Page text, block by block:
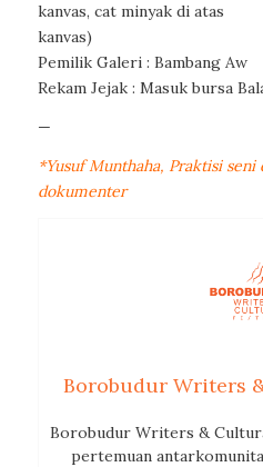
kanvas, cat minyak di atas
kanvas)
Pemilik Galeri : Bambang Aw
Rekam Jejak : Masuk bursa
—
*Yusuf Munthaha, Praktisi
dokumenter
Borobudur Writers
Borobudur Writers &
pertemuan